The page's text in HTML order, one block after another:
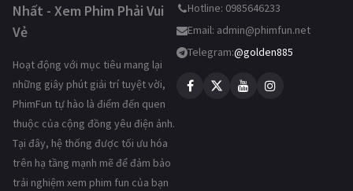
Nhất - Xem Phim Phải Vui
Vẻ
Hoạt động với mục tiêu mang lại
những giây phút giải trí tuyệt vời,
PhimFun tự hào là điểm đến quen
thuộc của cộng đồng yêu điện ảnh.
Tại đây, hệ thống được tối ưu hóa
trên hạ tầng mạnh mẽ để đảm bảo
trải nghiệm xem phim fun của bạn
Hotline: 0985646233
Email: admin@phimfun.net
Telegram:@golden885